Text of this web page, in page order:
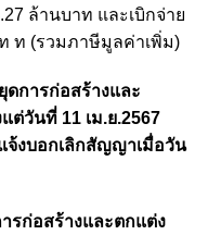
ล้านบาท และเบิกจ่าย
ท (รวมภาษีมูลค่าเพิ่ม)
การก่อสร้างและ
ต่วันที่ 11 เม.ย.2567
จ้งบอกเลิกสัญญาเมื่อวัน
รก่อสร้างและตกแต่ง